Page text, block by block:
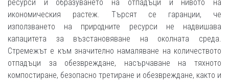
ресурси и образуването на отпадъци и нивото на
икономическия растеж. Търсят се гаранции, че
използването на природните ресурси не надвишава
капацитета за възстановяване на околната среда.
Стремежът е към значително намаляване на количеството
отпадъци за обезвреждане, насърчаване на тяхното
компостиране, безопасно третиране и обезвреждане, както и